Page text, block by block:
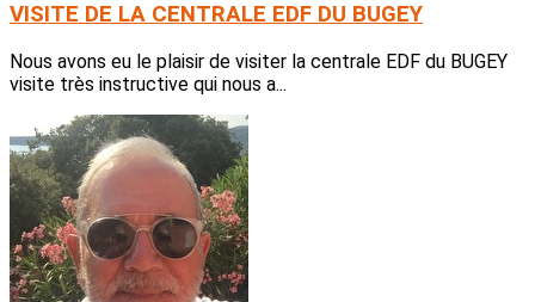
VISITE DE LA CENTRALE EDF DU BUGEY
Nous avons eu le plaisir de visiter la centrale EDF du BUGEY
visite très instructive qui nous a...